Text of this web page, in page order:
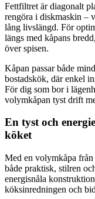
Fettfiltret är diagonalt
rengöra i diskmaskin –
lång livslängd. För
längs med kåpans
över spisen.
Kåpan passar både
bostadskök, där enkel
För dig som bor i
volymkåpan tyst drift
En tyst och
köket
Med en volymkåpa
både praktisk, stilren
energisnåla
köksinredningen och